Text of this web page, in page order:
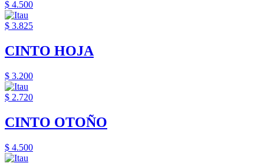
$ 4.500
$ 3.825
CINTO HOJA
$ 3.200
$ 2.720
CINTO OTOÑO
$ 4.500